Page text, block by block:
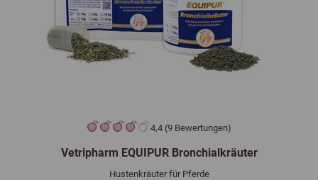
4,4 (9 Bewertungen)
Vetripharm EQUIPUR Bronchialkräuter
Hustenkräuter für Pferde